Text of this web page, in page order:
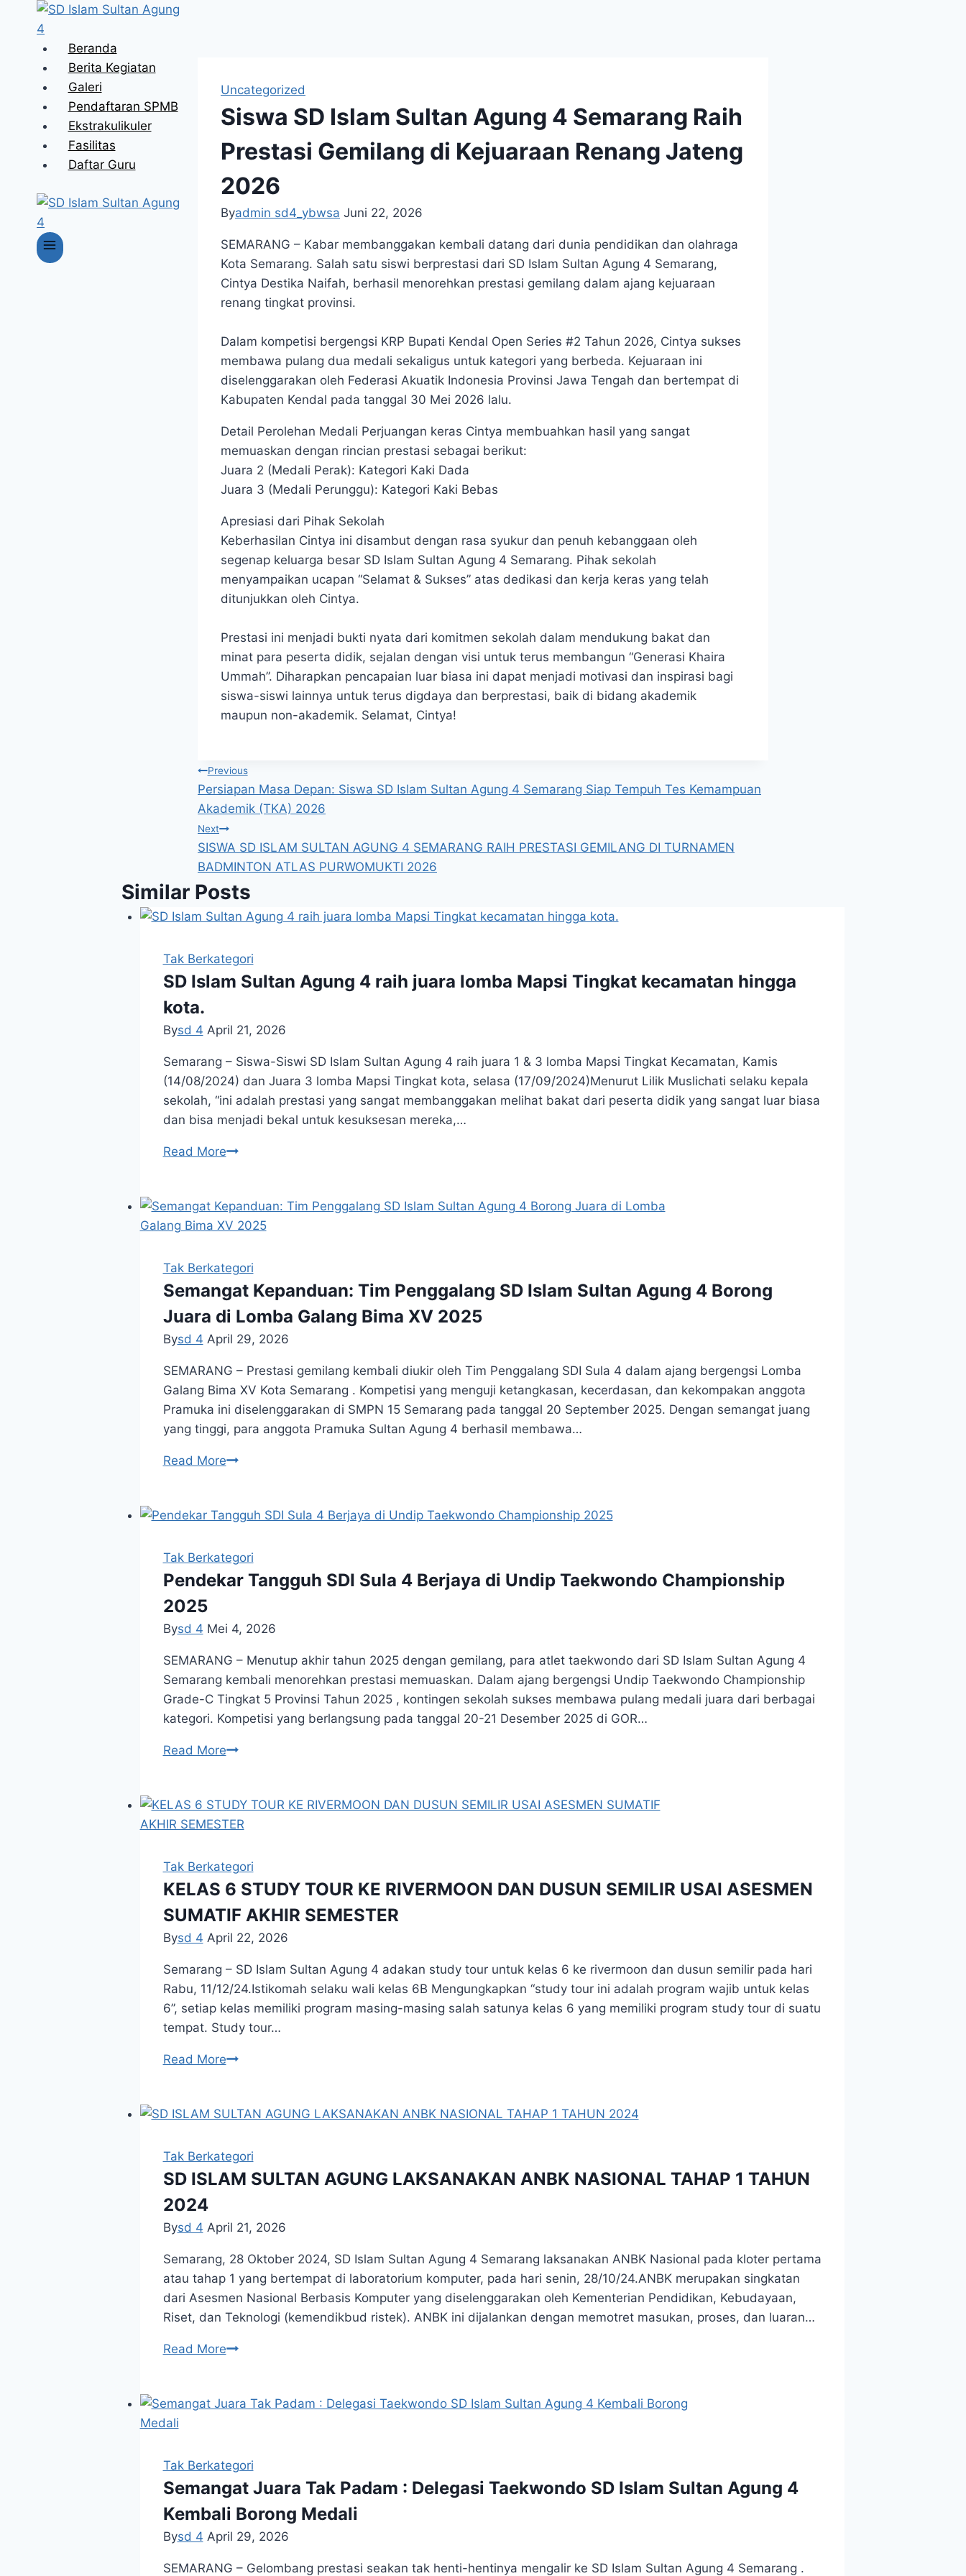
Beranda
Berita Kegiatan
Galeri
Pendaftaran SPMB
Ekstrakulikuler
Fasilitas
Daftar Guru
Uncategorized
Siswa SD Islam Sultan Agung 4 Semarang Raih
Prestasi Gemilang di Kejuaraan Renang Jateng
2026
Byadmin sd4_ybwsa Juni 22, 2026
SEMARANG – Kabar membanggakan kembali datang dari dunia pendidikan dan olahraga
Kota Semarang. Salah satu siswi berprestasi dari SD Islam Sultan Agung 4 Semarang,
Cintya Destika Naifah, berhasil menorehkan prestasi gemilang dalam ajang kejuaraan
renang tingkat provinsi.
Dalam kompetisi bergengsi KRP Bupati Kendal Open Series #2 Tahun 2026, Cintya sukses
membawa pulang dua medali sekaligus untuk kategori yang berbeda. Kejuaraan ini
diselenggarakan oleh Federasi Akuatik Indonesia Provinsi Jawa Tengah dan bertempat di
Kabupaten Kendal pada tanggal 30 Mei 2026 lalu.
Detail Perolehan Medali Perjuangan keras Cintya membuahkan hasil yang sangat
memuaskan dengan rincian prestasi sebagai berikut:
Juara 2 (Medali Perak): Kategori Kaki Dada
Juara 3 (Medali Perunggu): Kategori Kaki Bebas
Apresiasi dari Pihak Sekolah
Keberhasilan Cintya ini disambut dengan rasa syukur dan penuh kebanggaan oleh
segenap keluarga besar SD Islam Sultan Agung 4 Semarang. Pihak sekolah
menyampaikan ucapan “Selamat & Sukses” atas dedikasi dan kerja keras yang telah
ditunjukkan oleh Cintya.
Prestasi ini menjadi bukti nyata dari komitmen sekolah dalam mendukung bakat dan
minat para peserta didik, sejalan dengan visi untuk terus membangun “Generasi Khaira
Ummah”. Diharapkan pencapaian luar biasa ini dapat menjadi motivasi dan inspirasi bagi
siswa-siswi lainnya untuk terus digdaya dan berprestasi, baik di bidang akademik
maupun non-akademik. Selamat, Cintya!
Navigasi
pos
Previous
Persiapan Masa Depan: Siswa SD Islam Sultan Agung 4 Semarang Siap Tempuh Tes Kemampuan
Akademik (TKA) 2026
Next
SISWA SD ISLAM SULTAN AGUNG 4 SEMARANG RAIH PRESTASI GEMILANG DI TURNAMEN
BADMINTON ATLAS PURWOMUKTI 2026
Similar Posts
Tak Berkategori
SD Islam Sultan Agung 4 raih juara lomba Mapsi Tingkat kecamatan hingga
kota.
Bysd 4 April 21, 2026
Semarang – Siswa-Siswi SD Islam Sultan Agung 4 raih juara 1 & 3 lomba Mapsi Tingkat Kecamatan, Kamis
(14/08/2024) dan Juara 3 lomba Mapsi Tingkat kota, selasa (17/09/2024)Menurut Lilik Muslichati selaku kepala
sekolah, “ini adalah prestasi yang sangat membanggakan melihat bakat dari peserta didik yang sangat luar biasa
dan bisa menjadi bekal untuk kesuksesan mereka,…
Read MoreSD
Agung
4
juara
lomba
Mapsi
Tingkat
kecamatan
hingga
kota.
Tak Berkategori
Semangat Kepanduan: Tim Penggalang SD Islam Sultan Agung 4 Borong
Juara di Lomba Galang Bima XV 2025
Bysd 4 April 29, 2026
SEMARANG – Prestasi gemilang kembali diukir oleh Tim Penggalang SDI Sula 4 dalam ajang bergengsi Lomba
Galang Bima XV Kota Semarang . Kompetisi yang menguji ketangkasan, kecerdasan, dan kekompakan anggota
Pramuka ini diselenggarakan di SMPN 15 Semarang pada tanggal 20 September 2025. Dengan semangat juang
yang tinggi, para anggota Pramuka Sultan Agung 4 berhasil membawa…
Read MoreSemangat
Penggalang
Islam
Sultan
Borong
Juara
di
Lomba
Galang
XV
Tak Berkategori
Pendekar Tangguh SDI Sula 4 Berjaya di Undip Taekwondo Championship
2025
Bysd 4 Mei 4, 2026
SEMARANG – Menutup akhir tahun 2025 dengan gemilang, para atlet taekwondo dari SD Islam Sultan Agung 4
Semarang kembali menorehkan prestasi memuaskan. Dalam ajang bergengsi Undip Taekwondo Championship
Grade-C Tingkat 5 Provinsi Tahun 2025 , kontingen sekolah sukses membawa pulang medali juara dari berbagai
kategori. Kompetisi yang berlangsung pada tanggal 20-21 Desember 2025 di GOR…
Read MorePendekar
Sula
4
di
Undip
Taekwondo
Championship
2025
Tak Berkategori
KELAS 6 STUDY TOUR KE RIVERMOON DAN DUSUN SEMILIR USAI ASESMEN
SUMATIF AKHIR SEMESTER
Bysd 4 April 22, 2026
Semarang – SD Islam Sultan Agung 4 adakan study tour untuk kelas 6 ke rivermoon dan dusun semilir pada hari
Rabu, 11/12/24.Istikomah selaku wali kelas 6B Mengungkapkan “study tour ini adalah program wajib untuk kelas
6”, setiap kelas memiliki program masing-masing salah satunya kelas 6 yang memiliki program study tour di suatu
tempat. Study tour…
Read MoreKELAS
TOUR
RIVERMOON
DAN
USAI
ASESMEN
SUMATIF
AKHIR
SEMESTER
Tak Berkategori
SD ISLAM SULTAN AGUNG LAKSANAKAN ANBK NASIONAL TAHAP 1 TAHUN
2024
Bysd 4 April 21, 2026
Semarang, 28 Oktober 2024, SD Islam Sultan Agung 4 Semarang laksanakan ANBK Nasional pada kloter pertama
atau tahap 1 yang bertempat di laboratorium komputer, pada hari senin, 28/10/24.ANBK merupakan singkatan
dari Asesmen Nasional Berbasis Komputer yang diselenggarakan oleh Kementerian Pendidikan, Kebudayaan,
Riset, dan Teknologi (kemendikbud ristek). ANBK ini dijalankan dengan memotret masukan, proses, dan luaran…
Read MoreSD
AGUNG
NASIONAL
TAHAP
1
TAHUN
2024
Tak Berkategori
Semangat Juara Tak Padam : Delegasi Taekwondo SD Islam Sultan Agung 4
Kembali Borong Medali
Bysd 4 April 29, 2026
SEMARANG – Gelombang prestasi seakan tak henti-hentinya mengalir ke SD Islam Sultan Agung 4 Semarang .